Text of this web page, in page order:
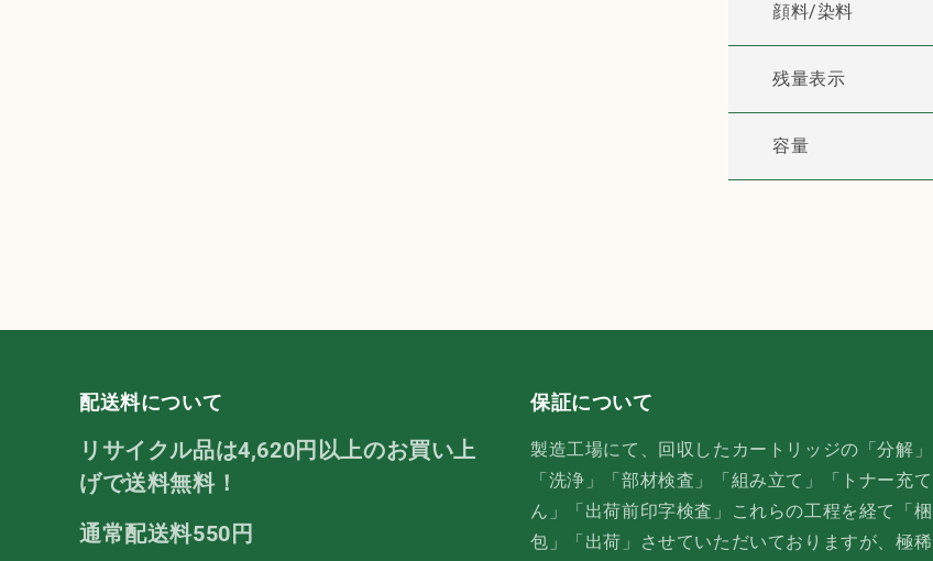
【国
産】
量
産】
量
顔料/染料
残量表示
容量
配送料について
リサイクル品は4,620円以上のお買い上
げで送料無料！
通常配送料550円
保証について
製造工場にて、回収したカートリッジの「分解」
「洗浄」「部材検査」「組み立て」「トナー充て
ん」「出荷前印字検査」これらの工程を経て「梱
包」「出荷」させていただいておりますが、極稀